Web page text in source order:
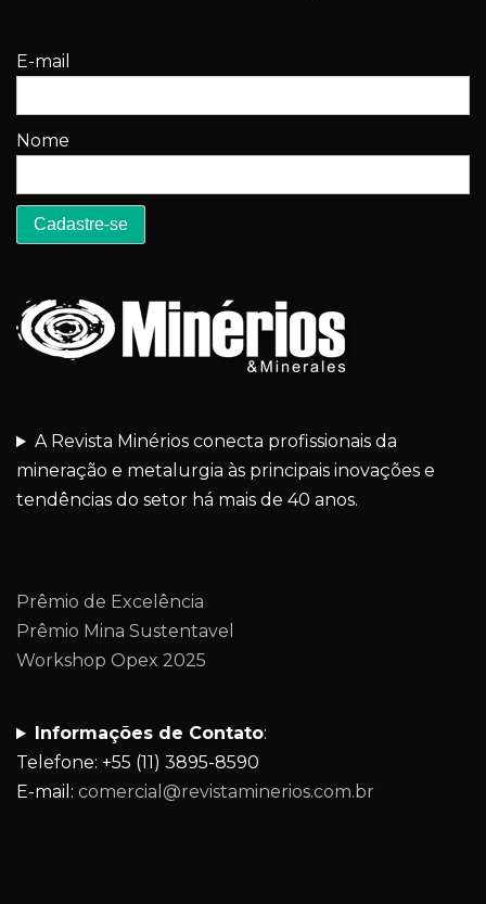
E-mail
Nome
A Revista Minérios conecta profissionais da
mineração e metalurgia às principais inovações e
tendências do setor há mais de 40 anos.
Prêmio de Excelência
Prêmio Mina Sustentavel
Workshop Opex 2025
Informações de Contato:
Telefone: +55 (11) 3895-8590
E-mail: comercial@revistaminerios.com.br